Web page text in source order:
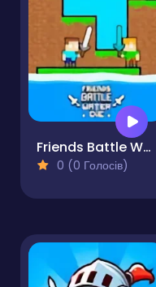
Friends Battle Water Die
0 (0 Голосів)